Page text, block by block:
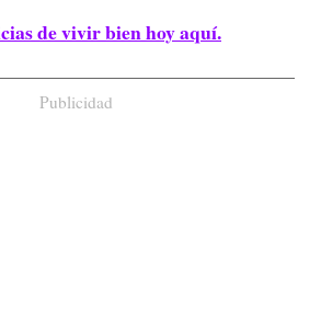
de vivir bien hoy aquí.
Publicidad